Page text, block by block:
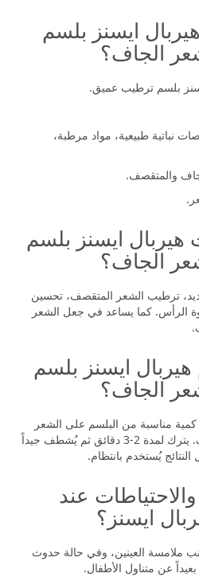
ايسنز بلسم
الجاف؟
بلسم ترطيب عميق.
نباتية طبيعية، مواد مرطبة،
والمتقصف.
ايسنز بلسم
الجاف؟
ترطيب الشعر المتقصف، تحسين
الرأس. كما يساعد في جعل الشعر
ايسنز بلسم
الجاف؟
مناسبة من البلسم على الشعر
الرطب مع التركيز على الأطراف. يترك لمدة 2-3 دقائق ثم يُشطف جيداً
يُستخدم بانتظام.
عند
ايسنز؟
ملامسة العينين، وفي حالة حدوث
عن متناول الأطفال.